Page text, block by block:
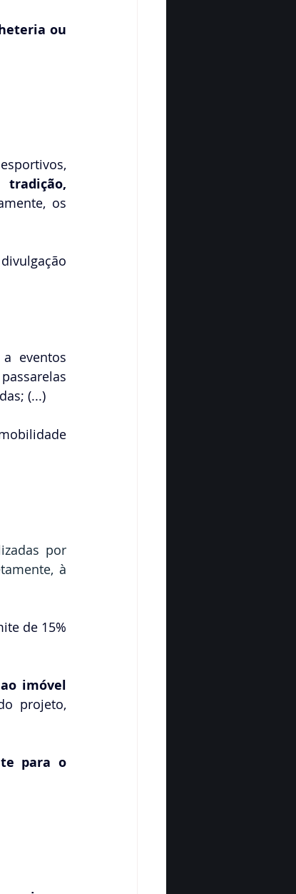
ou
os
eventos
(...)
à
de 15%
imóvel
projeto,
para o